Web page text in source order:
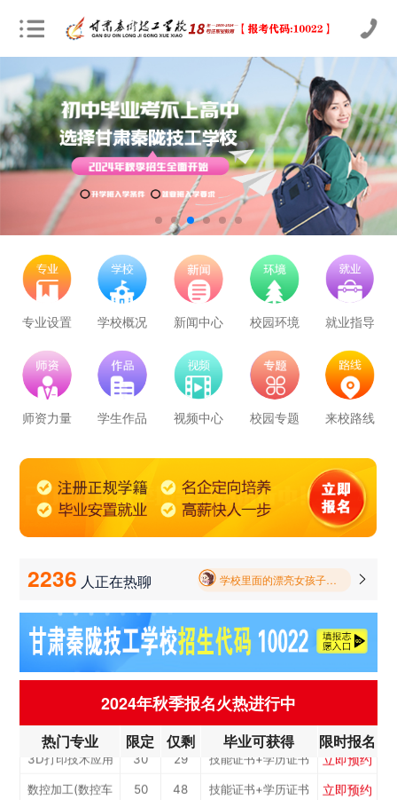
专业设置 学校概况 新闻中心 校园环境 就业指导
师资力量 学生作品 视频中心 校园专题 来校路线
2236 人正在热聊
学校里面的漂亮女孩子多不多呀
报名要带哪些东西
毕业以后的就业率怎么样呀
学校环境怎么样啊 视频上看上去还挺不 错的 有实地去看过的么
学校里面的漂亮女孩子多不多呀 
2024年秋季报名火热进行中
热门专业 限定 仅剩 毕业可获得 限时报名
农业机械运维 技能证书+学历证书 立即预约
通信运营服务 29 技能证书+学历证书 立即预约
立即预约
幼儿教育 150 143 技能证书+学历证书 立即预约
轨道交通车辆运检 50 48 技能证书+学历证书 立即预约
铁路客运服务 150 143 技能证书+学历证书 立即预约
新能源汽车技术 150 143 技能证书+学历证书 立即预约
公路施工与养护 30 29 技能证书+学历证书 立即预约
电子商务 30 29 技能证书+学历证书 立即预约
工业机器人运维 50 48 技能证书+学历证书 立即预约
电子技术应用 50 48 技能证书+学历证书 立即预约
美容美发 50 48 技能证书+学历证书 立即预约
烹饪(中西式面点) 技能证书+学历证书 立即预约
健康服务与管理 40 38 技能证书+学历证书 立即预约
护理 90 86 技能证书+学历证书
3D打印技术应用 30 29 技能证书+学历证书 立即预约
数控加工(数控车 技能证书+学历证书 立即预约